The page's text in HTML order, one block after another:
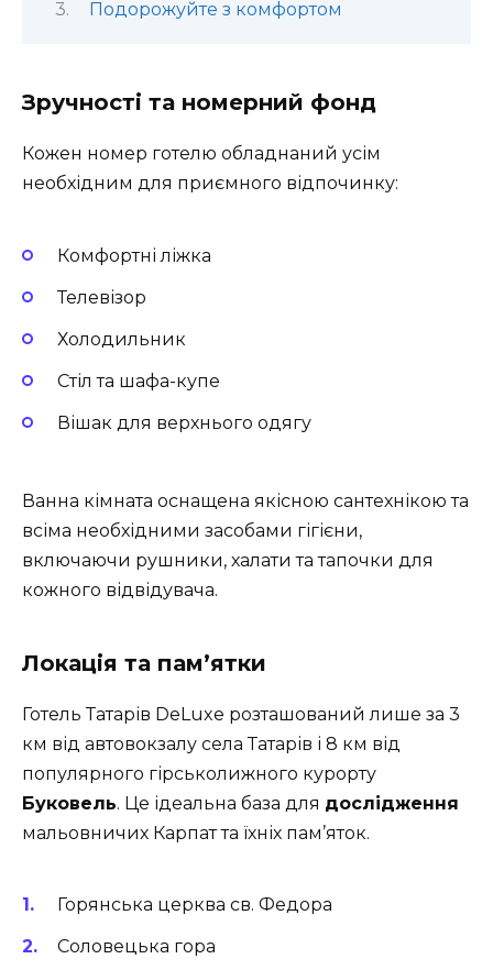
Подорожуйте з комфортом
Зручності та номерний фонд
Кожен номер готелю обладнаний усім
необхідним для приємного відпочинку:
Комфортні ліжка
Телевізор
Холодильник
Стіл та шафа-купе
Вішак для верхнього одягу
Ванна кімната оснащена якісною сантехнікою та
всіма необхідними засобами гігієни,
включаючи рушники, халати та тапочки для
кожного відвідувача.
Локація та пам’ятки
Готель Татарів DeLuxe розташований лише за 3
км від автовокзалу села Татарів і 8 км від
популярного гірськолижного курорту
Буковель. Це ідеальна база для дослідження
мальовничих Карпат та їхніх пам’яток.
Горянська церква св. Федора
Соловецька гора